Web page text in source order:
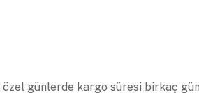
günlerde kargo süresi birkaç